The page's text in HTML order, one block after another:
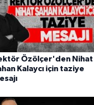
Özölçer'den Nihat
Kalaycı için taziye